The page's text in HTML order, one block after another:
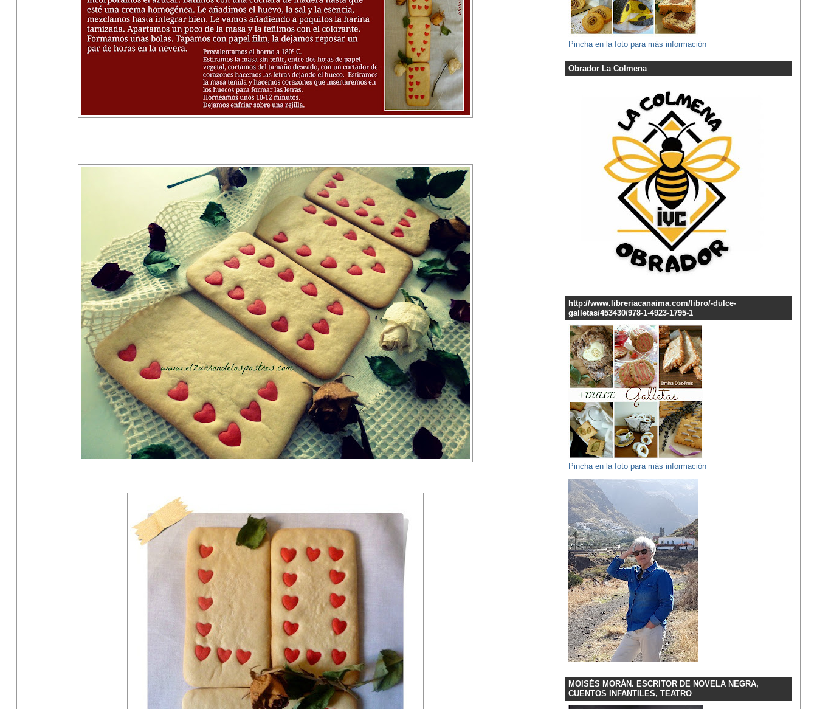
Pincha en la foto para más información
Obrador La Colmena
http://www.libreriacanaima.com/libro/-dulce-
galletas/453430/978-1-4923-1795-1
Pincha en la foto para más información
MOISÉS MORÁN. ESCRITOR DE NOVELA NEGRA,
CUENTOS INFANTILES, TEATRO